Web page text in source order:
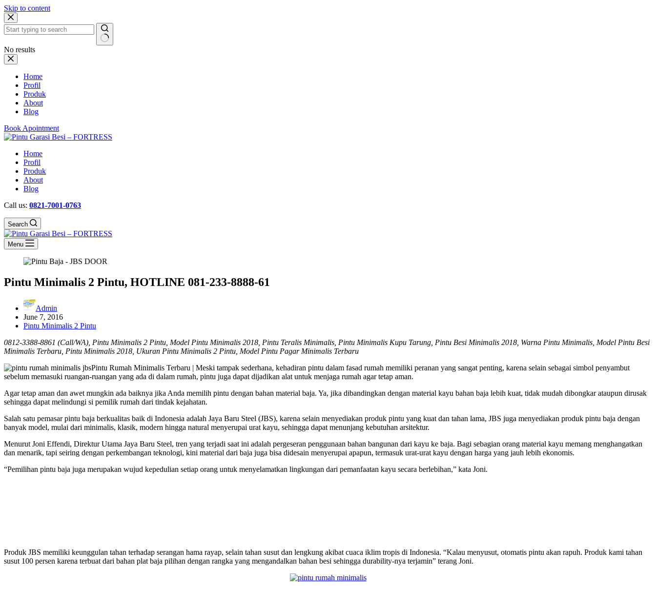
Skip to content
No results
Home
Profil
Produk
About
Blog
Book Apointment
Home
Profil
Produk
About
Blog
Call us: 0821-7001-0763
Search
Menu
Pintu Minimalis 2 Pintu, HOTLINE 081-233-8888-61
Admin
June 7, 2016
Pintu Minimalis 2 Pintu
0812-3388-8861 (Call/WA), Pintu Minimalis 2 Pintu, Model Pintu Minimalis 2018, Pintu Teralis Minimalis, Pintu Minimalis Kupu Tarung, Pintu Besi Minimalis 2018, Warna Pintu Minimalis, Model Pintu Besi
Minimalis Terbaru, Pintu Minimalis 2018, Ukuran Pintu Minimalis 2 Pintu, Model Pintu Pagar Minimalis Terbaru
Pintu Rumah Minimalis Terbaru | Meski tampak sederhana, kehadiran pintu dalam fasad rumah memiliki peranan yang sangat penting, karena selain sebagai simbol penyambut
sebelum memasuki ruangan-ruangan yang ada di dalam rumah, pintu juga dapat dijadikan alat untuk menjaga rumah agar tetap aman.
Agar tetap aman dan awet mungkin ada baiknya jika Anda memilih pintu dengan bahan material baja. Ya, jika dibandingkan dengan material kayu bahan baja lebih kuat, tidak mudah dibongkar ataupun dirusak
sehingga dapat melindungi si pemilik rumah dari tindak kejahatan.
Salah satu pemasar pintu baja berkualitas baik di Indonesia adalah Jaya Baru Steel (JBS), karena selain menyediakan produk pintu yang kuat dan tahan lama, JBS juga menyediakan produk pintu baja dengan
banyak model, mulai dari minimalis, klasik, modern hingga natural menyerupai urat kayu, sehingga dapat menunjang kebutuhan arsitektur.
Menurut Joni Effendi, Direktur Utama Jaya Baru Steel, tren yang terjadi saat ini adalah pergeseran penggunaan bahan bangunan dari kayu ke baja. Bagi sebagian orang material kayu memang menghangatkan
dan menarik, tapi seiring dengan perkembangan teknologi, kini material dari baja juga bisa didesain menyerupai apapun, termasuk urat-urat kayu dengan harga yang jauh lebih ekonomis.
“Pemilihan pintu baja juga merupakan wujud kepedulian setiap orang untuk menyelamatkan lingkungan dari pemanfaatan kayu secara berlebihan,” kata Joni.
Produk JBS memiliki keunggulan tahan terhadap serangan hama rayap, selain tahan susut dan lengkung akibat cuaca iklim tropis di Indonesia. “Kalau menyusut, otomatis pintu akan rapuh. Produk kami tahan
susut 100 persen karena terbuat dari bahan plat baja pilihan dengan rangka yang mengandalkan bahan besi sehingga durability-nya terjamin” terang Joni.